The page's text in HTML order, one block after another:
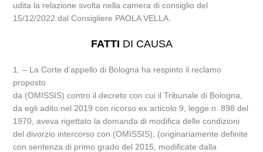
udita la relazione svolta nella camera di consiglio del
15/12/2022 dal Consigliere PAOLA VELLA.
FATTI DI CAUSA
1. – La Corte d’appello di Bologna ha respinto il reclamo
proposto
da (OMISSIS) contro il decreto con cui il Tribunale di Bologna,
da egli adito nel 2019 con ricorso ex articolo 9, legge n. 898 del
1970, aveva rigettato la domanda di modifica delle condizioni
del divorzio intercorso con (OMISSIS), (originariamente definite
con sentenza di primo grado del 2015, modificate dalla